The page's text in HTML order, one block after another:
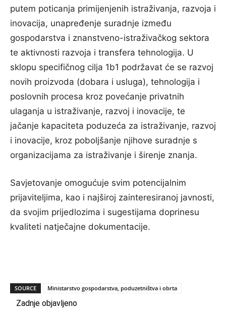
putem poticanja primijenjenih istraživanja, razvoja i
inovacija, unapređenje suradnje između
gospodarstva i znanstveno-istraživačkog sektora
te aktivnosti razvoja i transfera tehnologija. U
sklopu specifičnog cilja 1b1 podržavat će se razvoj
novih proizvoda (dobara i usluga), tehnologija i
poslovnih procesa kroz povećanje privatnih
ulaganja u istraživanje, razvoj i inovacije, te
jačanje kapaciteta poduzeća za istraživanje, razvoj
i inovacije, kroz poboljšanje njihove suradnje s
organizacijama za istraživanje i širenje znanja.
Savjetovanje omogućuje svim potencijalnim
prijaviteljima, kao i najširoj zainteresiranoj javnosti,
da svojim prijedlozima i sugestijama doprinesu
kvaliteti natječajne dokumentacije.
SOURCE Ministarstvo gospodarstva, poduzetništva i obrta
Zadnje objavljeno